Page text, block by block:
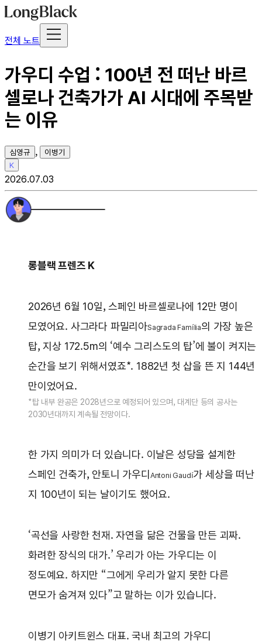
전체 노트
가우디 수업 : 100년 전 떠난 바르
셀로나 건축가가 AI 시대에 주목받
는 이유
심영규 ,
이병기
K
2026.07.03
롱블랙 프렌즈 K
2026년 6월 10일, 스페인 바르셀로나에 12만 명이
모였어요. 사그라다 파밀리아Sagrada Família의 가장 높은
탑, 지상 172.5m의 ‘예수 그리스도의 탑’에 불이 켜지는
순간을 보기 위해서였죠*. 1882년 첫 삽을 뜬 지 144년
만이었어요.
*탑 내부 완공은 2028년으로 예정되어 있으며, 대계단 등의 공사는
2030년대까지 계속될 전망이다.
한 가지 의미가 더 있습니다. 이날은 성당을 설계한
스페인 건축가, 안토니 가우디 Antoni Gaudí가 세상을 떠난
지 100년이 되는 날이기도 했어요.
‘곡선을 사랑한 천재. 자연을 닮은 건물을 만든 괴짜.
화려한 장식의 대가.’ 우리가 아는 가우디는 이
정도예요. 하지만 “그에게 우리가 알지 못한 다른
면모가 숨겨져 있다”고 말하는 이가 있습니다.
이병기 아키트윈스 대표. 국내 최고의 가우디